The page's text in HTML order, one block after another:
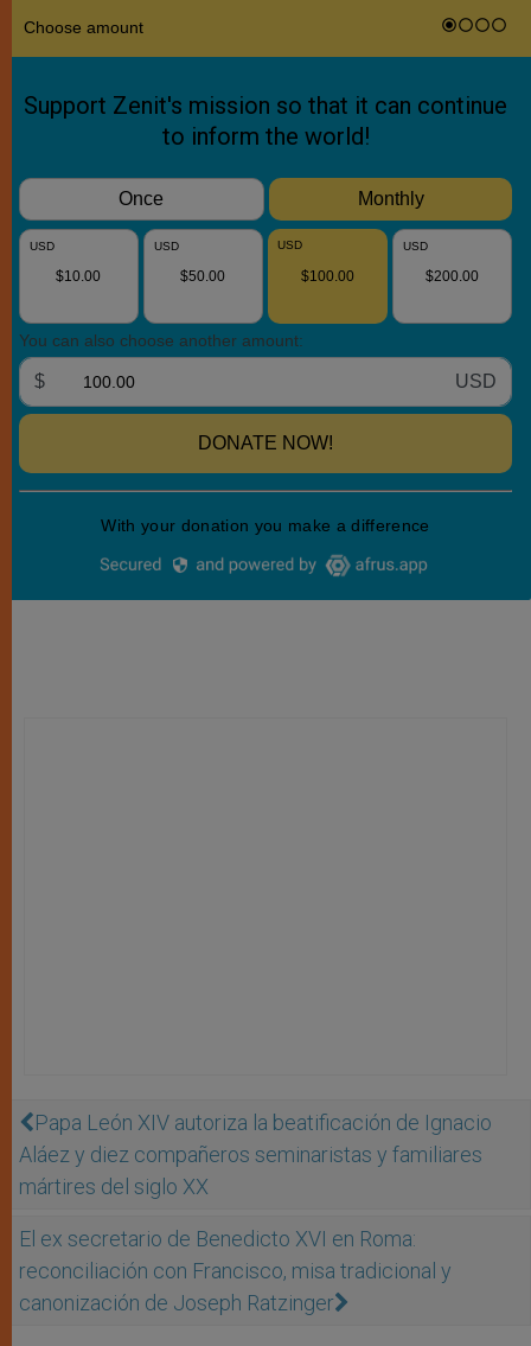
Papa León XIV autoriza la beatificación de Ignacio
Aláez y diez compañeros seminaristas y familiares
mártires del siglo XX
El ex secretario de Benedicto XVI en Roma:
reconciliación con Francisco, misa tradicional y
canonización de Joseph Ratzinger